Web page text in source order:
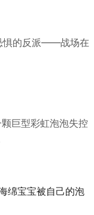
惧的反派——战场在
巨型彩虹泡泡失控
绵宝宝被自己的泡